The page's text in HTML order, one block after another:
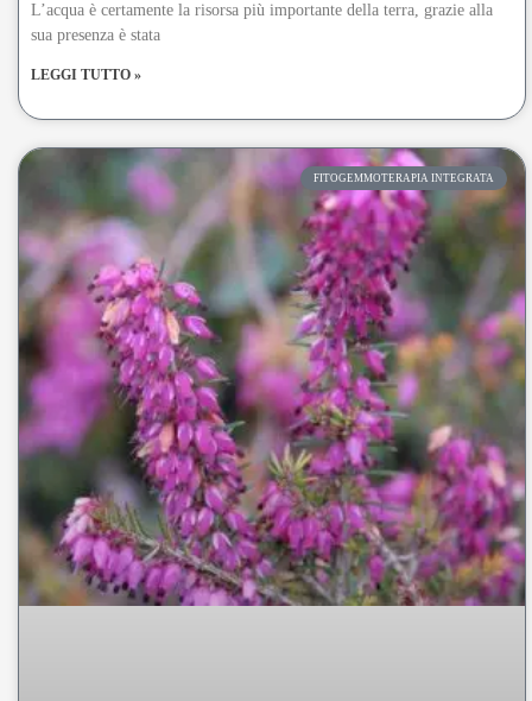
L’acqua è certamente la risorsa più importante della terra, grazie alla
sua presenza è stata
LEGGI TUTTO »
FITOGEMMOTERAPIA INTEGRATA